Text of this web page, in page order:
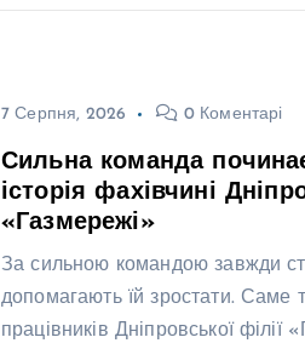
7 Серпня, 2026 0 Коментарі
Сильна команда
історія фахівчині
«Газмережі»
За сильною командою завжди
допомагають їй зростати.
працівників Дніпровської філії